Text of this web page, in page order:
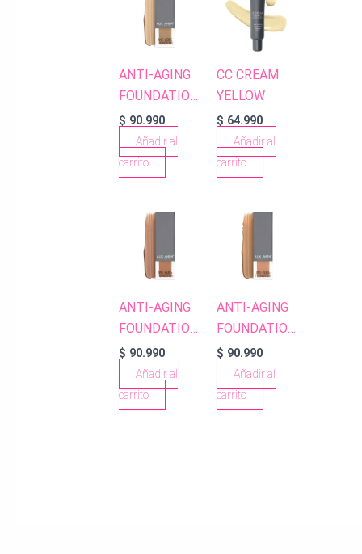
ANTI-AGING
FOUNDATION
AF504
NATURAL
BEIGE
$ 90.990
Añadir al
carrito
CC CREAM
YELLOW
$ 64.990
Añadir al
carrito
ANTI-AGING
FOUNDATION
AF510 DEEP
PEACH
$ 90.990
Añadir al
carrito
ANTI-AGING
FOUNDATION
AF506 LIGHT
HONEY
$ 90.990
Añadir al
carrito